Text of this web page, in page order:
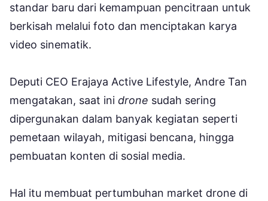
standar baru dari kemampuan pencitraan untuk
berkisah melalui foto dan menciptakan karya
video sinematik.
Deputi CEO Erajaya Active Lifestyle, Andre Tan
mengatakan, saat ini drone sudah sering
dipergunakan dalam banyak kegiatan seperti
pemetaan wilayah, mitigasi bencana, hingga
pembuatan konten di sosial media.
Hal itu membuat pertumbuhan market drone di